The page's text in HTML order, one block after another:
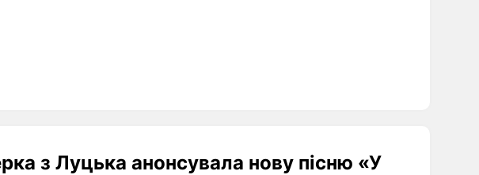
з Луцька анонсувала нову пісню «У